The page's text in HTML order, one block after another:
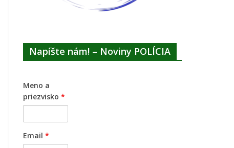
Napíšte nám! – Noviny POLÍCIA
Meno a
priezvisko *
Email *